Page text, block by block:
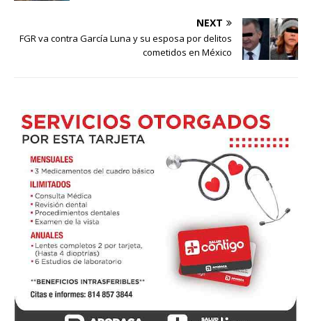
NEXT
FGR va contra García Luna y su esposa por delitos
cometidos en México